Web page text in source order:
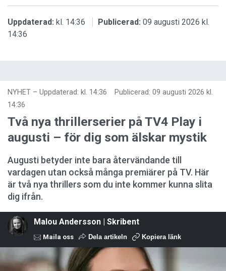
Uppdaterad: kl. 14:36 Publicerad: 09 augusti 2026 kl.
14:36
NYHET – Uppdaterad: kl. 14:36 Publicerad: 09 augusti 2026 kl.
14:36
Två nya thrillerserier på TV4 Play i
augusti – för dig som älskar mystik
Augusti betyder inte bara återvändande till
vardagen utan också många premiärer på TV. Här
är två nya thrillers som du inte kommer kunna slita
dig ifrån.
Malou Andersson | Skribent
Maila oss Dela artikeln Kopiera länk